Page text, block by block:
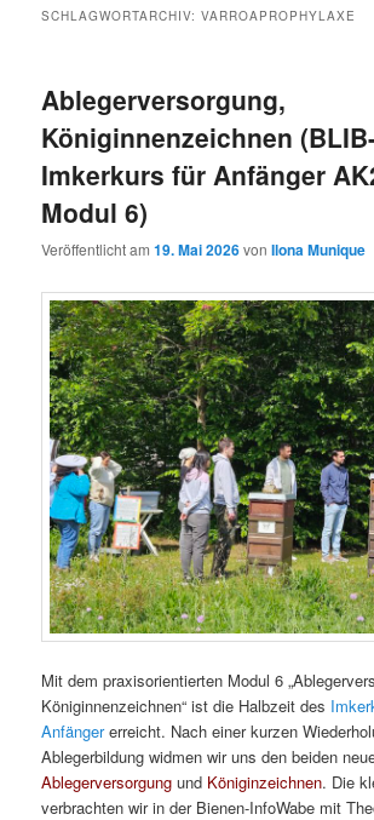
SCHLAGWORTARCHIV:VARROAPROPHYLAXE
Ablegerversorgung,
Königinnenzeichnen
Imkerkurs für Anfänger
Modul 6)
Veröffentlicht am19. Mai 2026vonIlona Munique
Mit dem praxisorientierten Modul 6
Königinnenzeichnen“ ist die Halbzeit des
Anfängererreicht. Nach einer kurzen
Ablegerbildung widmen wir uns den beiden
Ablegerversorgung und Königinzeichnen. Die
verbrachten wir in der Bienen-InfoWabe mit